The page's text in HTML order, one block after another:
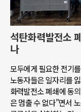
석탄화력발전소
나
모두에게 필요한 전기
노동자들은 일자리를
화력발전소 폐쇄에 동
은 멈출 수 없다”면서